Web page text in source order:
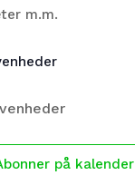
m.m.
på kalender